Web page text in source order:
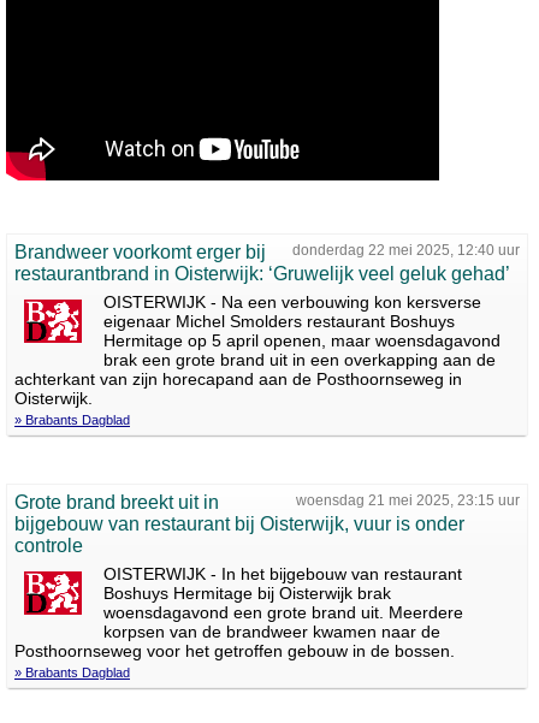
donderdag 22 mei 2025, 12:40 uur
Brandweer voorkomt erger bij
restaurantbrand in Oisterwijk: ‘Gruwelijk veel geluk gehad’
OISTERWIJK - Na een verbouwing kon kersverse
eigenaar Michel Smolders restaurant Boshuys
Hermitage op 5 april openen, maar woensdagavond
brak een grote brand uit in een overkapping aan de
achterkant van zijn horecapand aan de Posthoornseweg in
Oisterwijk.
» Brabants Dagblad
woensdag 21 mei 2025, 23:15 uur
Grote brand breekt uit in
bijgebouw van restaurant bij Oisterwijk, vuur is onder
controle
OISTERWIJK - In het bijgebouw van restaurant
Boshuys Hermitage bij Oisterwijk brak
woensdagavond een grote brand uit. Meerdere
korpsen van de brandweer kwamen naar de
Posthoornseweg voor het getroffen gebouw in de bossen.
» Brabants Dagblad